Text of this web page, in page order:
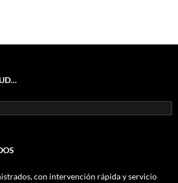
con intervención rápida y servicio